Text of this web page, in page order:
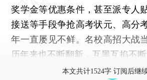
奖学金等优惠条件，甚至派专人
接送等手段争抢高考状元、高分
年一直屡见不鲜。名校高招大战
历年来也不断翻新，互黑互掐不断
本文共计1524字 订阅后继